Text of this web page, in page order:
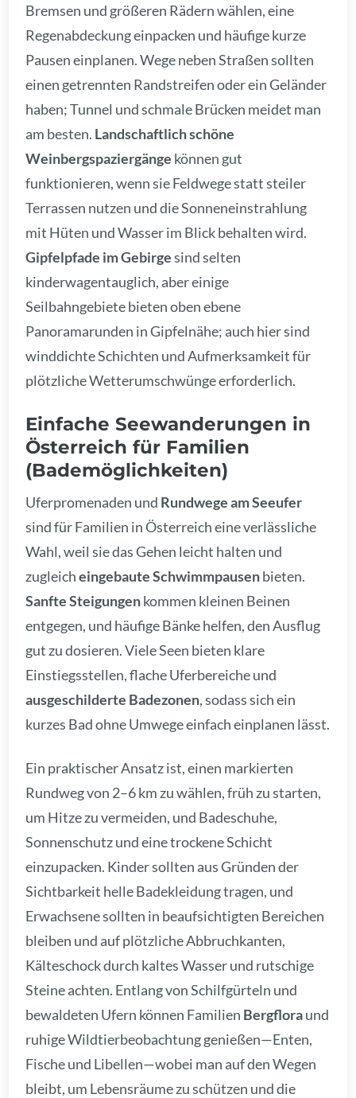
Bremsen und größeren Rädern wählen, eine
Regenabdeckung einpacken und häufige kurze
Pausen einplanen. Wege neben Straßen sollten
einen getrennten Randstreifen oder ein Geländer
haben; Tunnel und schmale Brücken meidet man
am besten. Landschaftlich schöne
Weinbergspaziergänge können gut
funktionieren, wenn sie Feldwege statt steiler
Terrassen nutzen und die Sonneneinstrahlung
mit Hüten und Wasser im Blick behalten wird.
Gipfelpfade im Gebirgesind selten
kinderwagentauglich, aber einige
Seilbahngebiete bieten oben ebene
Panoramarunden in Gipfelnähe; auch hier sind
winddichte Schichten und Aufmerksamkeit für
plötzliche Wetterumschwünge erforderlich.
Einfache Seewanderungen in
Österreich für Familien
(Bademöglichkeiten)
Uferpromenaden und Rundwege am Seeufer
sind für Familien in Österreich eine verlässliche
Wahl, weil sie das Gehen leicht halten und
zugleicheingebaute Schwimmpausenbieten.
Sanfte Steigungenkommen kleinen Beinen
entgegen, und häufige Bänke helfen, den Ausflug
gut zu dosieren. Viele Seen bieten klare
Einstiegsstellen, flache Uferbereiche und
ausgeschilderte Badezonen, sodass sich ein
kurzes Bad ohne Umwege einfach einplanen lässt.
Ein praktischer Ansatz ist, einen markierten
Rundweg von 2–6 km zu wählen, früh zu starten,
um Hitze zu vermeiden, und Badeschuhe,
Sonnenschutz und eine trockene Schicht
einzupacken. Kinder sollten aus Gründen der
Sichtbarkeit helle Badekleidung tragen, und
Erwachsene sollten in beaufsichtigten Bereichen
bleiben und auf plötzliche Abbruchkanten,
Kälteschock durch kaltes Wasser und rutschige
Steine achten. Entlang von Schilfgürteln und
bewaldeten Ufern können Familien Bergfloraund
ruhige Wildtierbeobachtung genießen—Enten,
Fische und Libellen—wobei man auf den Wegen
bleibt, um Lebensräume zu schützen und die